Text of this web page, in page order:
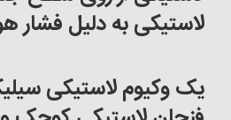
لاستیکی به دلیل فشار
یک وکیوم لاستیکی